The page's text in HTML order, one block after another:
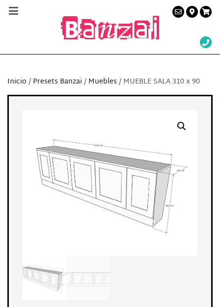
Banzai Studio
Alquiler de plató en Barcelona – Servicios a la
Inicio/Presets Banzai/Muebles/ MUEBLE SALA 310 x 90